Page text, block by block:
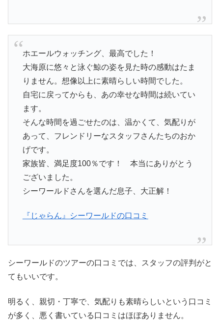
ホエールウォッチング、最高でした！
大海原に悠々と泳ぐ鯨の姿を見た時の感動はたま
りません。想像以上に素晴らしい時間でした。
自宅に戻ってからも、あの幸せな時間は続いてい
ます。
そんな時間を過ごせたのは、温かくて、気配りが
あって、フレンドリーなスタッフさんたちのおか
げです。
家族皆、満足度100％です！ 本当にありがとう
ございました。
シーワールドさんを選んだ息子、大正解！
『じゃらん』シーワールドの口コミ
シーワールドのツアーの口コミでは、スタッフの評判がと
てもいいです。
明るく、親切・丁寧で、気配りも素晴らしいという口コミ
が多く、悪く書いている口コミはほぼありません。